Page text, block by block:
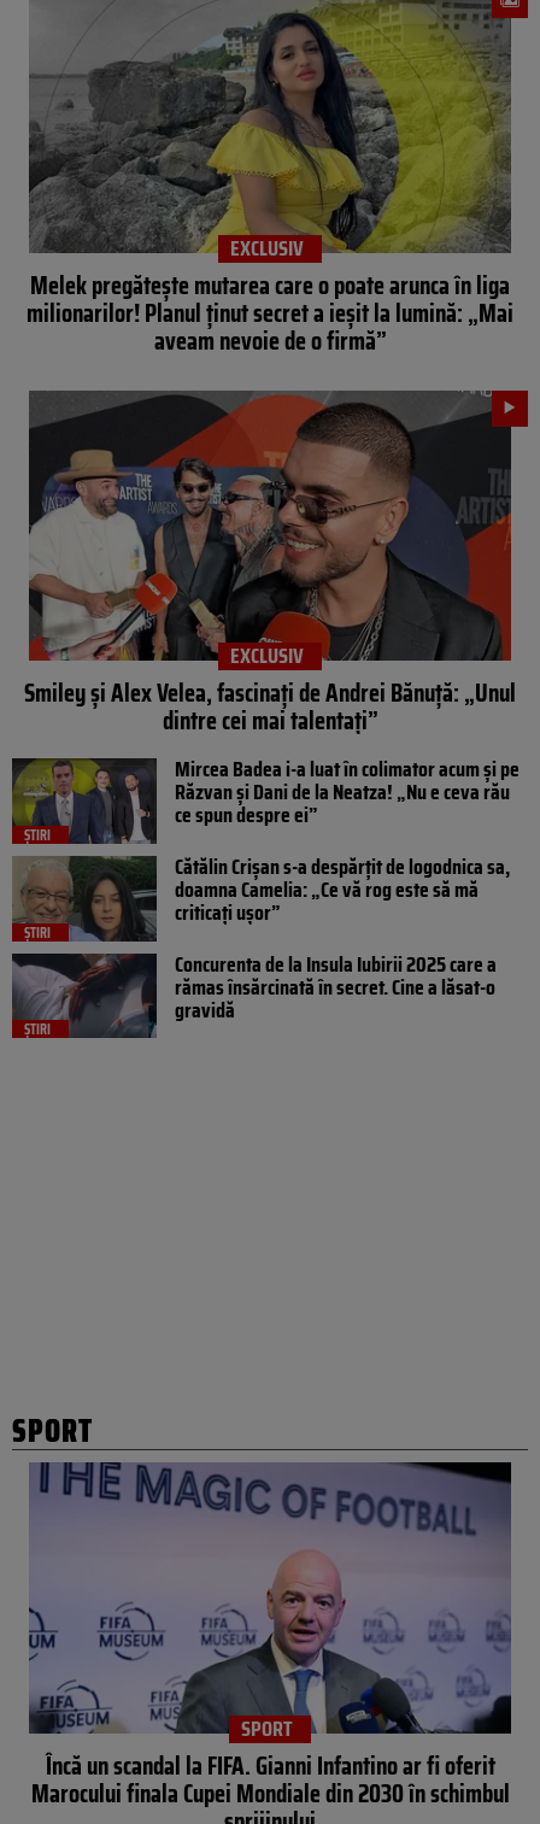
EXCLUSIV
Melek pregătește mutarea care o poate arunca în liga
milionarilor! Planul ținut secret a ieșit la lumină: „Mai
aveam nevoie de o firmă”
EXCLUSIV
Smiley și Alex Velea, fascinați de Andrei Bănuță: „Unul
dintre cei mai talentați”
ȘTIRI
Mircea Badea i-a luat în colimator acum și pe
Răzvan și Dani de la Neatza! „Nu e ceva rău
ce spun despre ei”
ȘTIRI
Cătălin Crișan s-a despărțit de logodnica sa,
doamna Camelia: „Ce vă rog este să mă
criticați ușor”
ȘTIRI
Concurenta de la Insula Iubirii 2025 care a
rămas însărcinată în secret. Cine a lăsat-o
gravidă
SPORT
SPORT
Încă un scandal la FIFA. Gianni Infantino ar fi oferit
Marocului finala Cupei Mondiale din 2030 în schimbul